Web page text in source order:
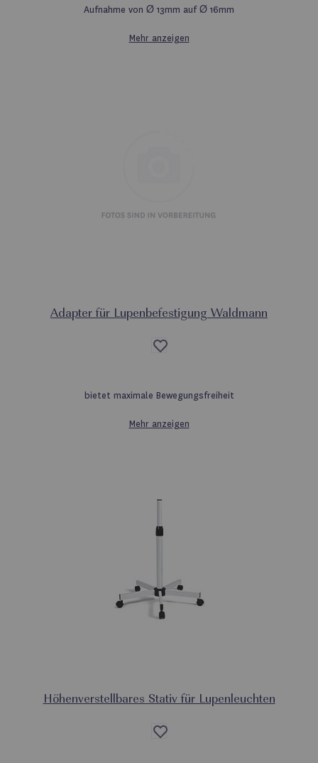
Aufnahme von Ø 13mm auf Ø 16mm
Mehr anzeigen
Adapter für Lupenbefestigung Waldmann
Auf
die
bietet maximale Bewegungsfreiheit
Mehr anzeigen
Höhenverstellbares Stativ für Lupenleuchten
Auf
die